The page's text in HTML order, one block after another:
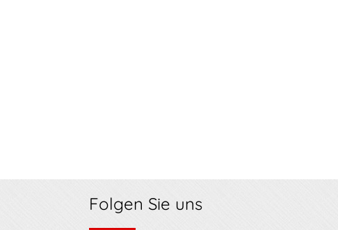
Folgen Sie uns